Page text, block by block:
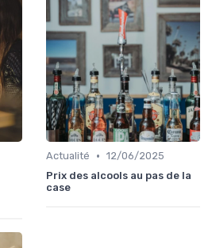
Actualité • 12/06/2025
Prix des alcools au pas de la
case